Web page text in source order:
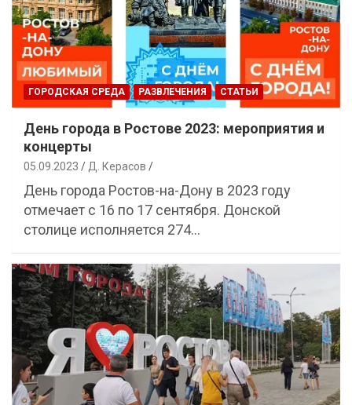
ГОРОДСКАЯ СРЕДА РАЗВЛЕЧЕНИЯ СТАТЬИ
День города в Ростове 2023: мероприятия и
концерты
05.09.2023 Д. Керасов
День города Ростов-на-Дону в 2023 году
отмечает с 16 по 17 сентября. Донской
столице исполняется 274…